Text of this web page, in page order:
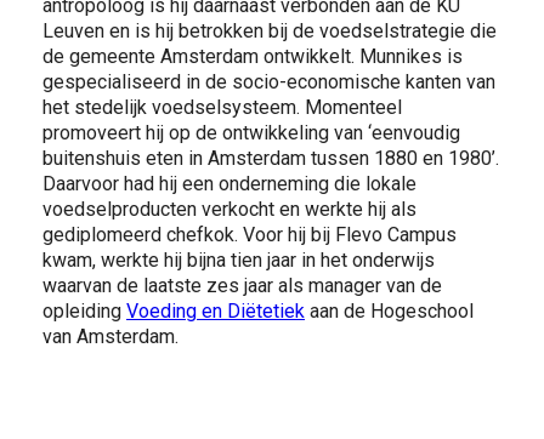
ONTDEKKEN
OVER
antropoloog is hij daarnaast verbonden aan de KU
Leuven en is hij betrokken bij de voedselstrategie die
de gemeente Amsterdam ontwikkelt. Munnikes is
gespecialiseerd in de socio-economische kanten van
het stedelijk voedselsysteem. Momenteel
promoveert hij op de ontwikkeling van ‘eenvoudig
buitenshuis eten in Amsterdam tussen 1880 en 1980’.
Daarvoor had hij een onderneming die lokale
voedselproducten verkocht en werkte hij als
gediplomeerd chefkok. Voor hij bij Flevo Campus
kwam, werkte hij bijna tien jaar in het onderwijs
waarvan de laatste zes jaar als manager van de
opleiding Voeding en Diëtetiek aan de Hogeschool
van Amsterdam.